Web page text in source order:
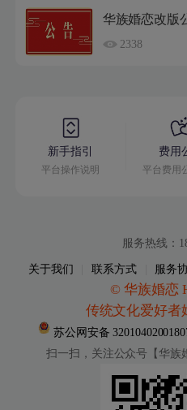
华族婚恋改版
2338
新手指引
平台操作说明
费用
平台费用
服务热线：
关于我们
联系方式 服务
© 华族婚恋
传统文化爱好者
苏公网安备
扫一扫，关注公众号【华族